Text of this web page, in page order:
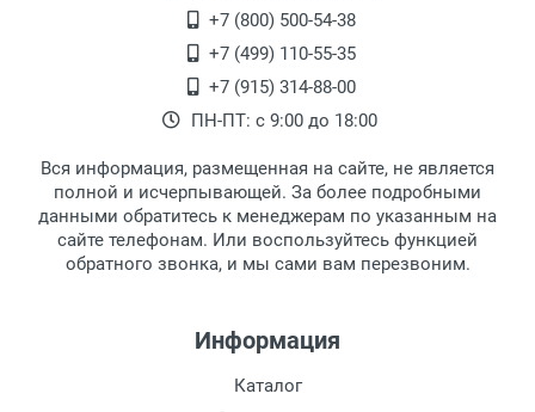
Оплата товара производится
наличными непосредственно на пункте
выдачи товара.
Перечисление средств на расчетный счет.
Переведеновский переулок 17, корпус 1,
второй этаж, тел. +7 (499) 110-55-35.
После того, как заказ поступает в пункт
выдачи, наш менеджер связывается с
клиентом и оповещает о поступлении
товара.
Для получения товара при себе
обязательно иметь паспорт.
Заказ необходимо забрать в течение 3
рабочих дней с момента поступления на
дополнительных расходов за хранение
+7 (800) 500-54-38
+7 (499) 110-55-35
+7 (915) 314-88-00
ПН-ПТ: с 9:00 до 18:00
Вся информация, размещенная на сайте, не является
полной и исчерпывающей. За более подробными
данными обратитесь к менеджерам по указанным на
сайте телефонам. Или воспользуйтесь функцией
обратного звонка, и мы сами вам перезвоним.
Информация
Каталог